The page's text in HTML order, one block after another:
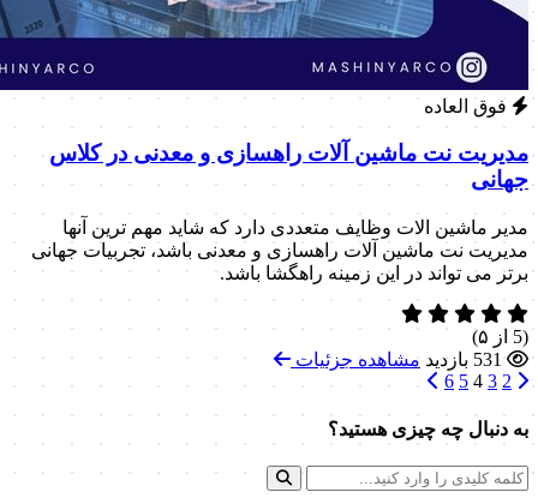
فوق العاده
مدیریت نت ماشین آلات راهسازی و معدنی در کلاس
جهانی
مدیر ماشین الات وظایف متعددی دارد که شاید مهم ترین آنها
مدیریت نت ماشین آلات راهسازی و معدنی باشد، تجربیات جهانی
برتر می تواند در این زمینه راهگشا باشد.
(5 از ۵)
531 بازدید
مشاهده جزئیات
2
3
4
5
6
به دنبال چه چیزی هستید؟